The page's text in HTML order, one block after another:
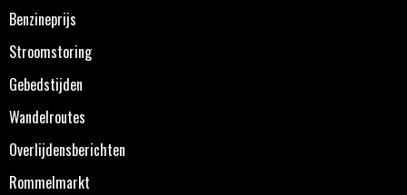
Benzineprijs
Stroomstoring
Gebedstijden
Wandelroutes
Overlijdensberichten
Rommelmarkt